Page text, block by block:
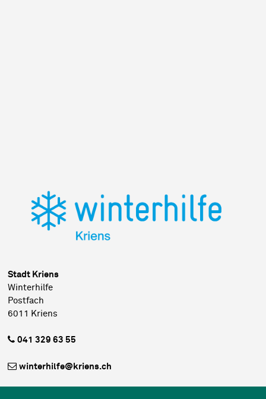
Stadt Kriens
Winterhilfe
Postfach
6011 Kriens
041 329 63 55
winterhilfe@kriens.ch